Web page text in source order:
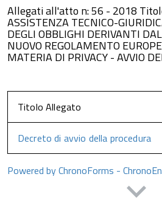
Allegati all'atto n: 56 - 2018
ASSISTENZA TECNICO-
DEGLI OBBLIGHI DERIVANTI
NUOVO REGOLAMENTO
MATERIA DI PRIVACY - AVVIO
Titolo Allegato
Decreto di avvio della procedura
Powered by ChronoForms -